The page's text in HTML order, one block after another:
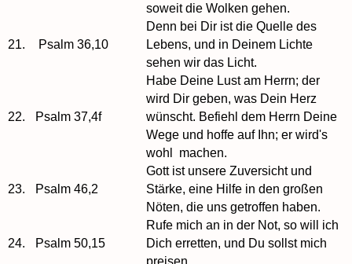
soweit die Wolken gehen.
21. Psalm 36,10
Denn bei Dir ist die Quelle des
Lebens, und in Deinem Lichte
sehen wir das Licht.
22. Psalm 37,4f
Habe Deine Lust am Herrn; der
wird Dir geben, was Dein Herz
wünscht. Befiehl dem Herrn Deine
Wege und hoffe auf Ihn; er wird's
wohl machen.
23. Psalm 46,2
Gott ist unsere Zuversicht und
Stärke, eine Hilfe in den großen
Nöten, die uns getroffen haben.
24. Psalm 50,15
Rufe mich an in der Not, so will ich
Dich erretten, und Du sollst mich
preisen.